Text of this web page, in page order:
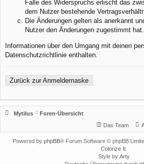
Falle des Widerspruchs erlischt das
dem Nutzer bestehende
Die Änderungen gelten als anerkannt
Nutzer den Änderungen zugestimmt hat.
Informationen über den Umgang mit deinen
Datenschutzrichtlinie enthalten.
Zurück zur Anmeldemaske
Mytilus Foren-Übersicht
Das Team
Powered by phpBB® Forum Software © phpBB
Colorize It
Style by Arty